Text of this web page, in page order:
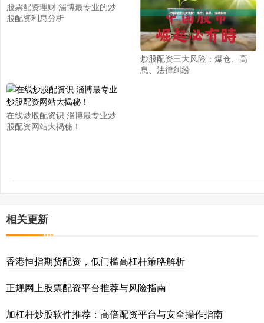
股票配资理财 淄博最专业的炒
股配资利息分析
炒股配资三大风险：爆仓、高
息、法律纠纷
在线炒股配资识 淄博最专业炒
股配资网站大揭秘！
相关更新
香港恒指期货配资，低门槛高杠杆策略解析
正规网上股票配资平台推荐与风险指南
加杠杆炒股软件推荐：高倍配资平台与安全操作指南